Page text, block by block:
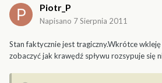
Piotr_P
Napisano 7 Sierpnia 2011
Stan faktycznie jest tragiczny.Wkrótce
zobaczyć jak krawędź spływu rozsypuje się